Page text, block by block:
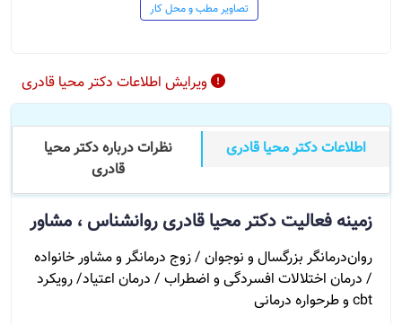
تصاویر مطب و محل کار
ویرایش اطلاعات دکتر محیا قادری
اطلاعات دکتر محیا قادری
نظرات درباره دکتر محیا
قادری
زمینه فعالیت دکتر محیا قادری روانشناس ، مشاور
روان‌درمانگر بزرگسال و نوجوان / زوج درمانگر و مشاور خانواده
/ درمان اختلالات افسردگی و اضطراب / درمان اعتیاد/ رویکرد
cbt و طرحواره درمانی